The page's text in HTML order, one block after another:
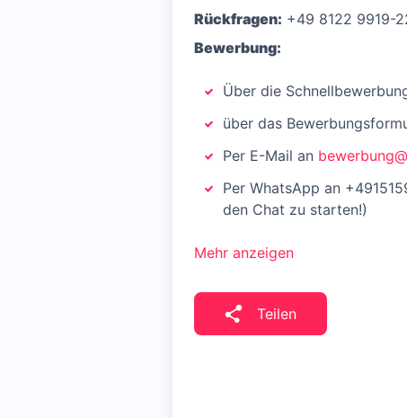
Rückfragen: +49 8122 9919-
Bewerbung:
Über die
über das
Per E-Mail an
Per WhatsApp an
den Chat zu starten!)
Mehr anzeigen
Teilen